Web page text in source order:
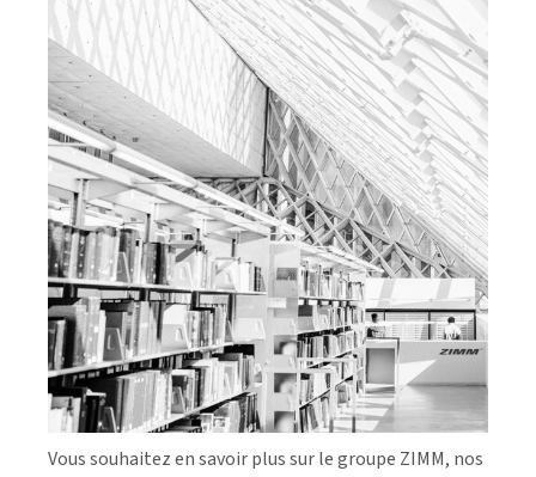
Vous souhaitez en savoir plus sur le groupe ZIMM, nos